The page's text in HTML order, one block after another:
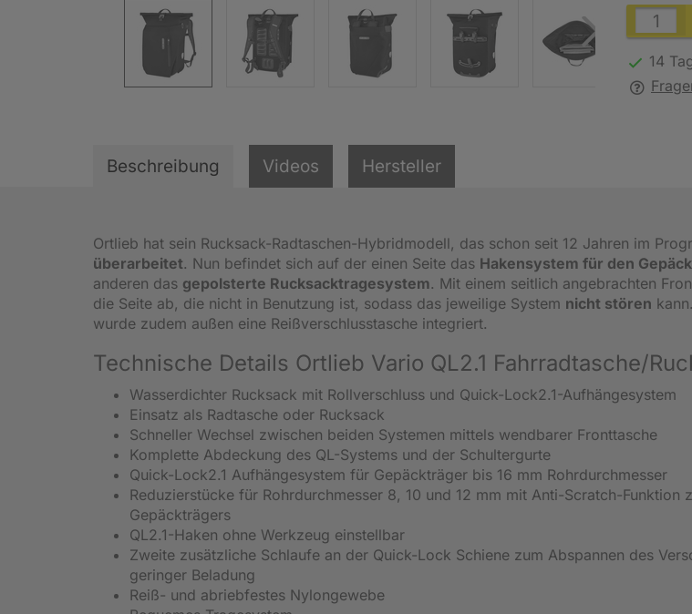
14
Beschreibung Videos Hersteller
Ortlieb hat sein Rucksack-Radtaschen-Hybridmodell, das schon seit 12 Jahren im
überarbeitet. Nun befindet sich auf der einen Seite das Hakensystem für den
anderen das gepolsterte Rucksacktragesystem. Mit einem seitlich angebrachten
die Seite ab, die nicht in Benutzung ist, sodass das jeweilige System nicht stören
wurde zudem außen eine Reißverschlusstasche integriert.
Technische Details Ortlieb Vario QL2.1 Fahrradtasche/
Wasserdichter Rucksack mit Rollverschluss und Quick-Lock2.1-Aufhängesystem
Einsatz als Radtasche oder Rucksack
Schneller Wechsel zwischen beiden Systemen mittels wendbarer Fronttasche
Komplette Abdeckung des QL-Systems und der Schultergurte
Quick-Lock2.1 Aufhängesystem für Gepäckträger bis 16 mm Rohrdurchmesser
Reduzierstücke für Rohrdurchmesser 8, 10 und 12 mm mit Anti-Scratch-Funktion
Gepäckträgers
QL2.1-Haken ohne Werkzeug einstellbar
Zweite zusätzliche Schlaufe an der Quick-Lock Schiene zum Abspannen des
geringer Beladung
Reiß- und abriebfestes Nylongewebe